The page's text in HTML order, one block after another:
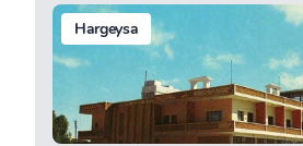
Hargeysa